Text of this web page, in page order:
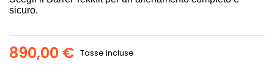
sicuro.
890,00 € Tasse incluse